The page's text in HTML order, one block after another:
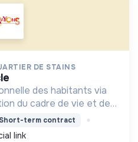
DE STAINS
des habitants via
du cadre de vie et des
écologique sur la ville de
(Paris nord)
term contract
link